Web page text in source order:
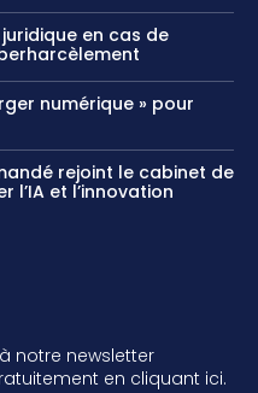
en cas de
numérique » pour
rejoint le cabinet de
l’IA et l’innovation
notre newsletter
en cliquant ici.